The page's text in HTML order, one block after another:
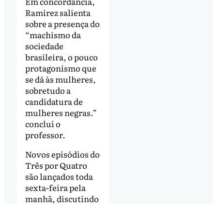
Ramirez salienta
sobre a presença do
“machismo da
sociedade
brasileira, o pouco
protagonismo que
se dá às mulheres,
sobretudo a
candidatura de
mulheres negras.”
conclui o
professor.
Novos episódios do
Três por Quatro
são lançados toda
sexta-feira pela
manhã, discutindo